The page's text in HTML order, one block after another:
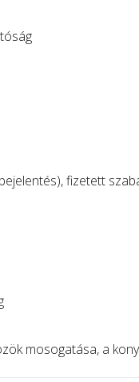
fizetett
mosogatása, a